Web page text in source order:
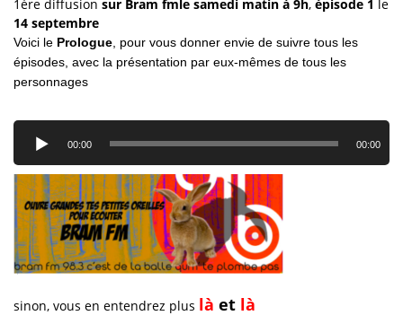
1ère diffusion sur Bram fmle samedi matin à 9h, épisode 1 le
14 septembre
Voici le Prologue, pour vous donner envie de suivre tous les
épisodes, avec la présentation par eux-mêmes de tous les
personnages
00:00 00:00
sinon, vous en entendrez plus là et là